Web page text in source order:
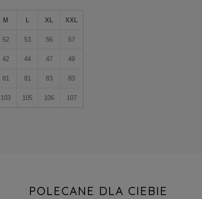
M L XL XXL
52 53 56 57
42 44 47 49
81 81 83 83
103 105 106 107
POLECANE DLA CIEBIE